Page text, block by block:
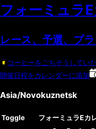
フォーミュラ
レース、予選、プ
コーヒーをごちそうしてい
開催日程をカレンダーに追加
Asia/Novokuznetsk
Toggle フォーミュラEカ